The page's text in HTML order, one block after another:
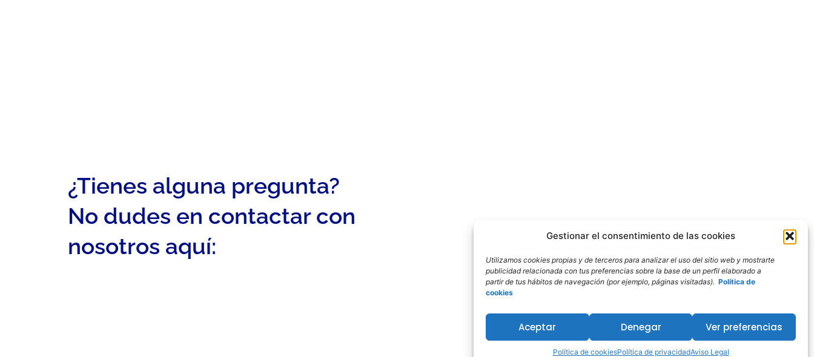
Gestionar el consentimiento de las cookies
Utilizamos cookies propias y de terceros para analizar el uso del sitio web y mostrarte
publicidad relacionada con tus preferencias sobre la base de un perfil elaborado a
partir de tus hábitos de navegación (por ejemplo, páginas visitadas). Política de
cookies
Aceptar Denegar Ver preferencias
Política de cookiesPolítica de privacidadAviso Legal
¿Tienes alguna pregunta?
No dudes en contactar con
nosotros aquí: